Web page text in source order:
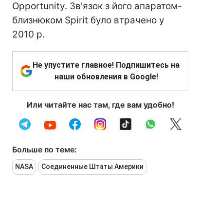
Opportunity. Зв'язок з його апаратом-
близнюком Spirit було втрачено у
2010 р.
Не упустите главное! Подпишитесь на
наши обновления в Google!
Или читайте нас там, где вам удобно!
Больше по теме:
NASA Соединенные Штаты Америки